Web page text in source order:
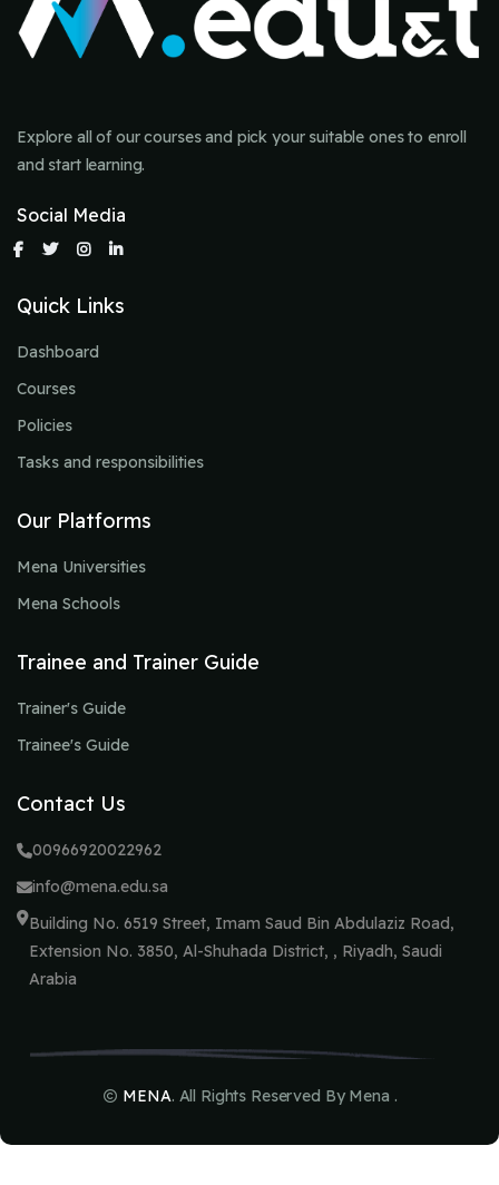
Explore all of our courses and pick your suitable ones to enroll
and start learning.
Social Media
Quick Links
Dashboard
Courses
Policies
Tasks and responsibilities
Our Platforms
Mena Universities
Mena Schools
Trainee and Trainer Guide
Trainer's Guide
Trainee's Guide
Contact Us
00966920022962
info@mena.edu.sa
Building No. 6519 Street, Imam Saud Bin Abdulaziz Road,
Extension No. 3850, Al-Shuhada District, , Riyadh, Saudi
Arabia
MENA. All Rights Reserved By Mena .